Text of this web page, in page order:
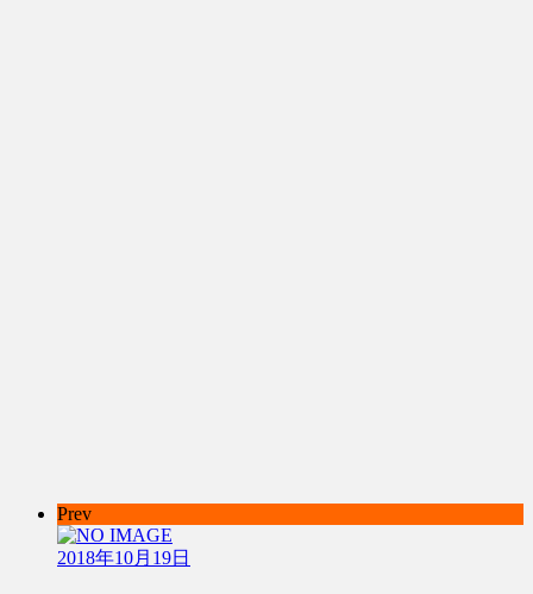
Prev
2018年10月19日